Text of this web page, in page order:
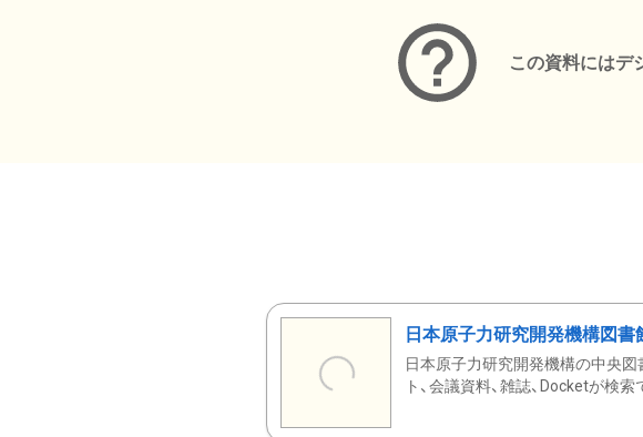
この資料にはデ
日本原子力研究開発機構図書
日本原子力研究開発機構の中央
ト、会議資料、雑誌、Docketが検索